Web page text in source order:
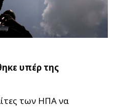
υπέρ της
των ΗΠΑ να